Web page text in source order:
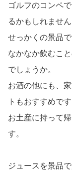
ゴルフのコンペ
るかもしれません
せっかくの景品
なかなか飲むこ
でしょうか。
お酒の他にも、
トもおすすめです
お土産に持って
す。
ジュースを景品